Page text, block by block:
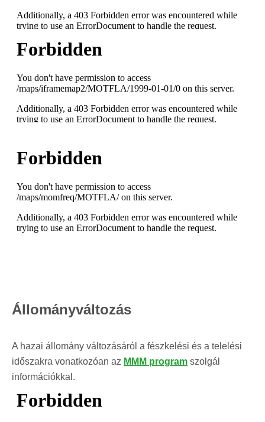
Állományváltozás
A hazai állomány változásáról a fészkelési és a telelési
időszakra vonatkozóan az MMM program szolgál
információkkal.